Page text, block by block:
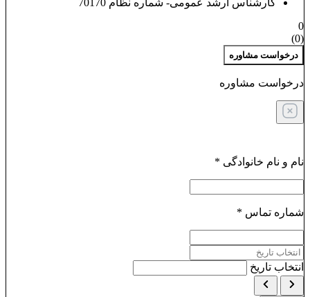
0
(
0
)
درخواست مشاوره
درخواست مشاوره
نام و نام خانوادگی *
شماره تماس *
انتخاب تاریخ